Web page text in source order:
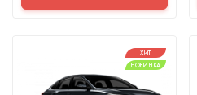
ХИТ
НОВИНКА